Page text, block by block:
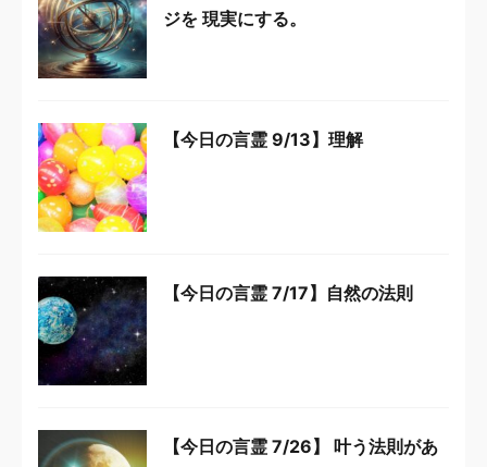
ジを 現実にする。
【今日の言霊 9/13】理解
【今日の言霊 7/17】自然の法則
【今日の言霊 7/26】 叶う法則があ